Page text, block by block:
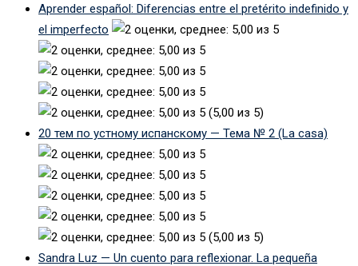
Aprender español: Diferencias entre el pretérito indefinido y
el imperfecto
(5,00 из 5)
20 тем по устному испанскому — Тема № 2 (La casa)
(5,00 из 5)
Sandra Luz — Un cuento para reflexionar. La pequeña